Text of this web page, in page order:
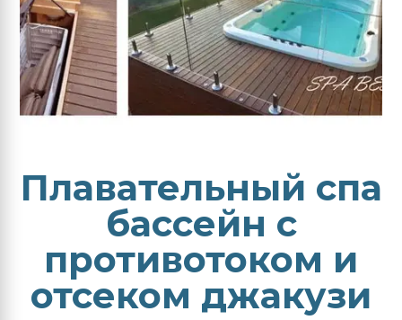
Плавательный спа
бассейн с
противотоком и
отсеком джакузи